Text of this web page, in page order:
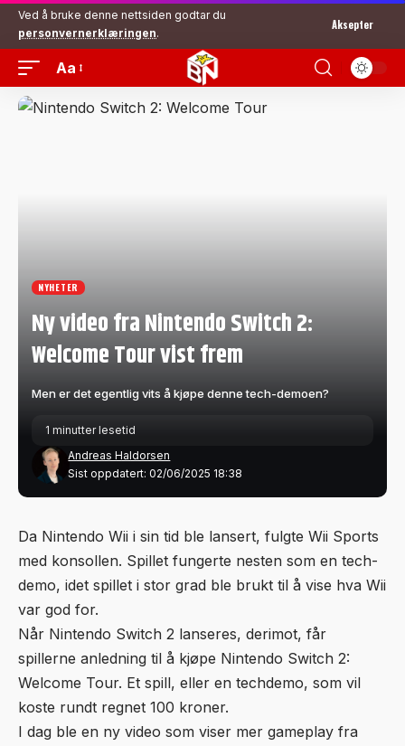
Ved å bruke denne nettsiden godtar du
personvernerklæringen.
Aksepter
Aa
NYHETER
Ny video fra Nintendo Switch 2:
Welcome Tour vist frem
Men er det egentlig vits å kjøpe denne tech-demoen?
Sist oppdatert: 02/06/2025 18:38
Andreas Haldorsen
1 minutter lesetid
Da Nintendo Wii i sin tid ble lansert, fulgte Wii Sports
med konsollen. Spillet fungerte nesten som en tech-
demo, idet spillet i stor grad ble brukt til å vise hva Wii
var god for.
Når Nintendo Switch 2 lanseres, derimot, får
spillerne anledning til å kjøpe Nintendo Switch 2:
Welcome Tour. Et spill, eller en techdemo, som vil
koste rundt regnet 100 kroner.
I dag ble en ny video som viser mer gameplay fra